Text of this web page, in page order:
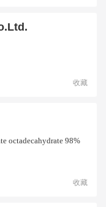
收藏
octadecahydrate 98%
收藏